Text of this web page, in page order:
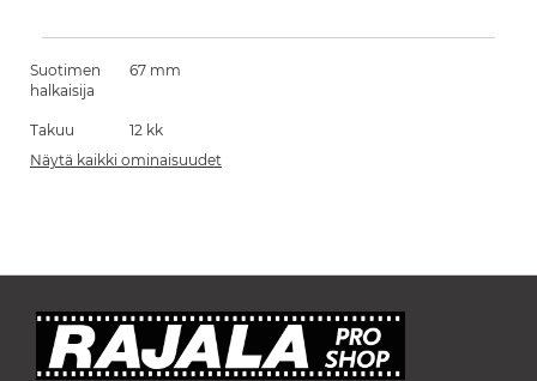
Suotimen
halkaisija
67 mm
Takuu
12 kk
Näytä kaikki ominaisuudet